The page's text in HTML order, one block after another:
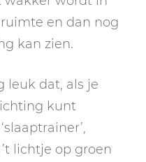
en dan nog
kan zien.
leuk dat, als je
kunt
lichtje op groen